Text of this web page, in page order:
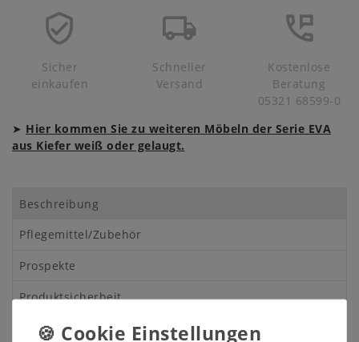
Sicher
einkaufen
Schneller
Versand
Kostenlose
Beratung
05321 68599-0
➤ Hier kommen Sie zu weiteren Möbeln der Serie EVA
aus Kiefer weiß oder gelaugt.
Beschreibung
Pflegemittel/Zubehör
Prospekte
Produktsicherheit
Produktbewertung